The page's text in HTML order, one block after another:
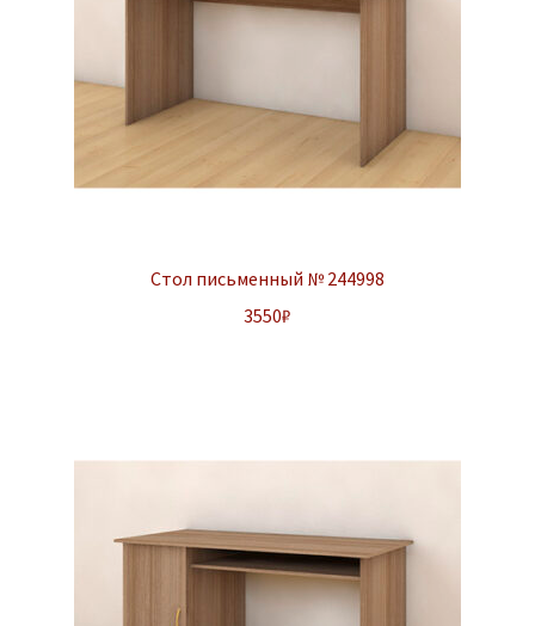
Стол письменный № 244998
3550₽